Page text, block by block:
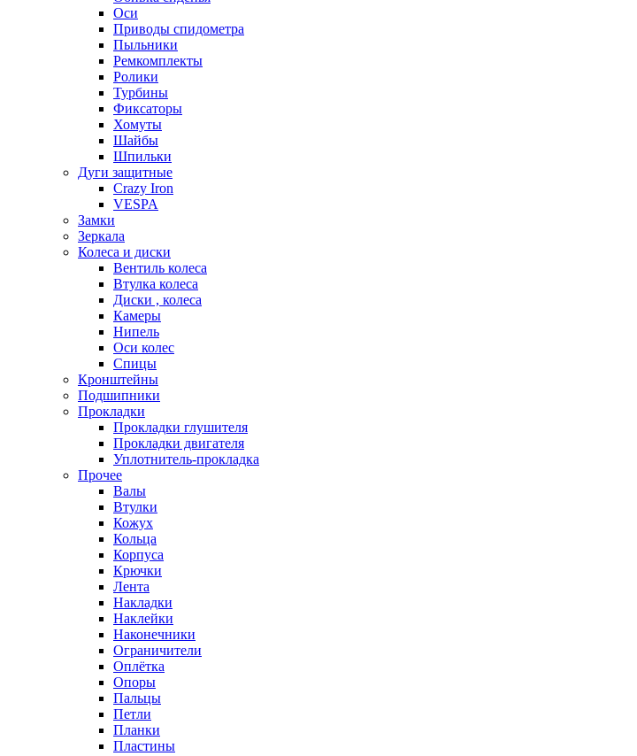
Оси
Приводы спидометра
Пыльники
Ремкомплекты
Ролики
Турбины
Фиксаторы
Хомуты
Шайбы
Шпильки
Дуги защитные
Crazy Iron
VESPA
Замки
Зеркала
Колеса и диски
Вентиль колеса
Втулка колеса
Диски , колеса
Камеры
Нипель
Оси колес
Спицы
Кронштейны
Подшипники
Прокладки
Прокладки глушителя
Прокладки двигателя
Уплотнитель-прокладка
Прочее
Валы
Втулки
Кожух
Кольца
Корпуса
Крючки
Лента
Накладки
Наклейки
Наконечники
Ограничители
Оплётка
Опоры
Пальцы
Петли
Планки
Пластины